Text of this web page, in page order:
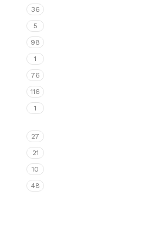
36
5
98
1
76
116
1
27
21
10
48